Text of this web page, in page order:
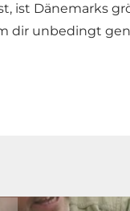
ist Dänemarks
dir unbedingt